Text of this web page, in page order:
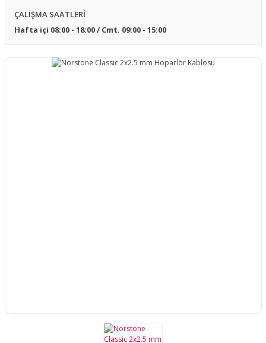
ÇALIŞMA SAATLERİ
Hafta içi 08:00 - 18:00 / Cmt. 09:00 - 15:00